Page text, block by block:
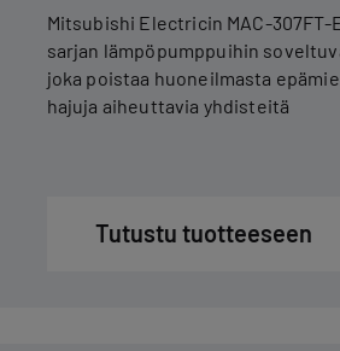
Mitsubishi Electricin MAC-307FT-
sarjan lämpöpumppuihin
joka poistaa huoneilmasta
hajuja aiheuttavia yhdisteitä
Tutustu tuotteeseen